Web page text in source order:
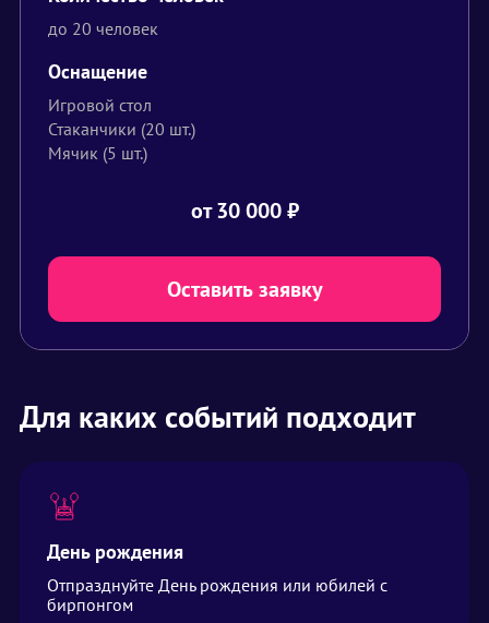
до 20 человек
Оснащение
Игровой стол
Стаканчики (20 шт.)
Мячик (5 шт.)
от 30 000₽
Оставить заявку
Для каких событий подходит
День рождения
Отпразднуйте День рождения или юбилей с
бирпонгом